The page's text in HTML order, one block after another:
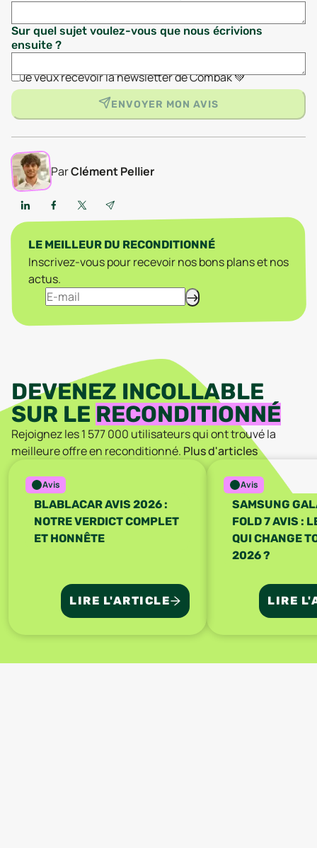
Sur quel sujet voulez-vous que nous écrivions
ensuite ?
Je veux recevoir la newsletter de Combak 💚
ENVOYER MON AVIS
ParClément Pellier
LE MEILLEUR DU RECONDITIONNÉ
Inscrivez-vous pour recevoir nos bons plans et nos
actus.
DEVENEZ INCOLLABLE
SUR LE RECONDITIONNÉ
Rejoignez les1 577 000 utilisateurs qui ont trouvé la
meilleure offre en reconditionné. Plus d'articles
Avis
BLABLACAR AVIS 2026 :
NOTRE VERDICT COMPLET
ET HONNÊTE
LIRE L'ARTICLE
Avis
SAMSUNG
FOLD 7 AVIS :
QUI CHANGE
2026 ?
LIRE